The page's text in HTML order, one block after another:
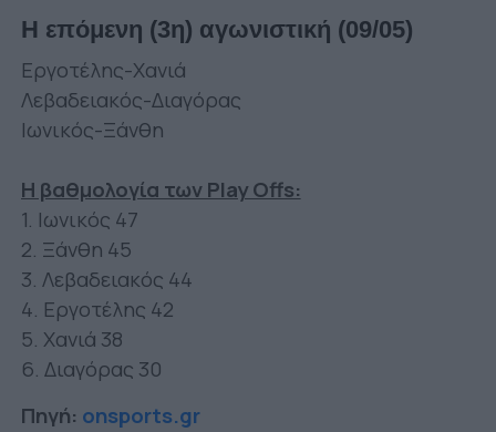
Η επόμενη (3η) αγωνιστική (09/05)
Εργοτέλης-Χανιά
Λεβαδειακός-Διαγόρας
Ιωνικός-Ξάνθη
Η βαθμολογία των Play Offs:
1. Ιωνικός 47
2. Ξάνθη 45
3. Λεβαδειακός 44
4. Εργοτέλης 42
5. Χανιά 38
6. Διαγόρας 30
Πηγή: onsports.gr